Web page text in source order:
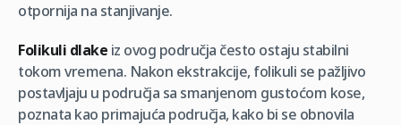
otpornija na stanjivanje.
Folikuli dlake iz ovog područja često ostaju stabilni
tokom vremena. Nakon ekstrakcije, folikuli se pažljivo
postavljaju u područja sa smanjenom gustoćom kose,
poznata kao primajuća područja, kako bi se obnovila